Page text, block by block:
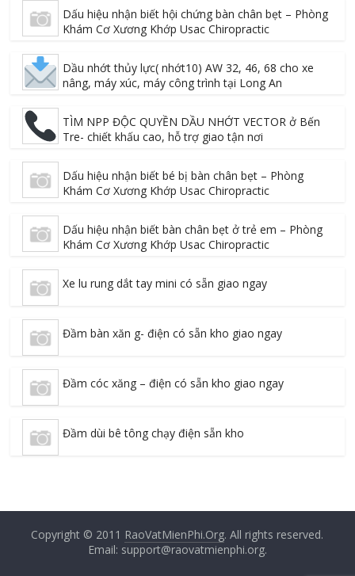
Dấu hiệu nhận biết hội chứng bàn chân bẹt – Phòng
Khám Cơ Xương Khớp Usac Chiropractic
Dầu nhớt thủy lực( nhớt10) AW 32, 46, 68 cho xe
nâng, máy xúc, máy công trình tại Long An
TÌM NPP ĐỘC QUYỀN DẦU NHỚT VECTOR ở Bến
Tre- chiết khấu cao, hỗ trợ giao tận nơi
Dấu hiệu nhận biết bé bị bàn chân bẹt – Phòng
Khám Cơ Xương Khớp Usac Chiropractic
Dấu hiệu nhận biết bàn chân bẹt ở trẻ em – Phòng
Khám Cơ Xương Khớp Usac Chiropractic
Xe lu rung dắt tay mini có sẵn giao ngay
Đầm bàn xăn g- điện có sẵn kho giao ngay
Đầm cóc xăng – điện có sẵn kho giao ngay
Đầm dùi bê tông chạy điện sẵn kho
Copyright © 2011 RaoVatMienPhi.Org. All rights reserved.
Email: support@raovatmienphi.org.